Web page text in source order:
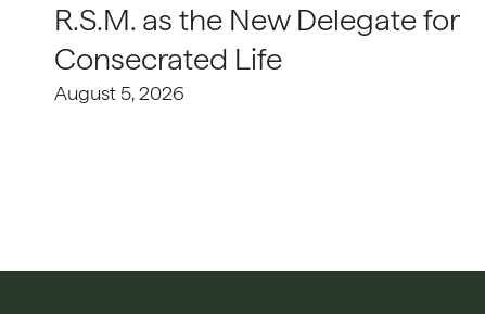
R.S.M. as the New Delegate for
Consecrated Life
August 5, 2026